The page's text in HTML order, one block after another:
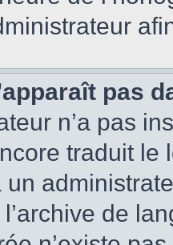
pas
n’a pas
traduit
de